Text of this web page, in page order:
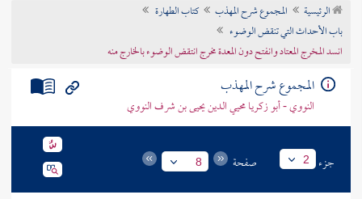
تراجم الأعلام
الرئيسية المجموع شرح المهذب
كتاب الطهارة
باب الأحداث التي تنقض الوضوء
انسد المخرج المعتاد وانفتح دون المعدة مخرج انتقض الوضوء بالخارج منه
المجموع شرح المهذب
النووي - أبو زكريا محيي الدين يحيى بن شرف النووي
جزء 2 صفحة 8